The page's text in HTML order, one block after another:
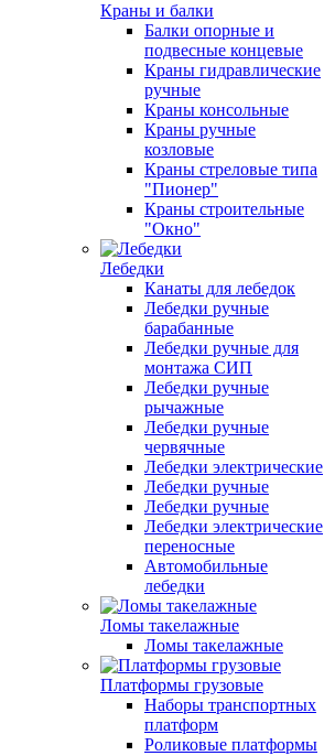
Краны и балки
Балки опорные и
подвесные концевые
Краны гидравлические
ручные
Краны консольные
Краны ручные
козловые
Краны стреловые типа
"Пионер"
Краны строительные
"Окно"
Лебедки
Канаты для лебедок
Лебедки ручные
барабанные
Лебедки ручные для
монтажа СИП
Лебедки ручные
рычажные
Лебедки ручные
червячные
Лебедки электрические
Лебедки ручные
Лебедки ручные
Лебедки электрические
переносные
Автомобильные
лебедки
Ломы такелажные
Ломы такелажные
Платформы грузовые
Наборы транспортных
платформ
Роликовые платформы